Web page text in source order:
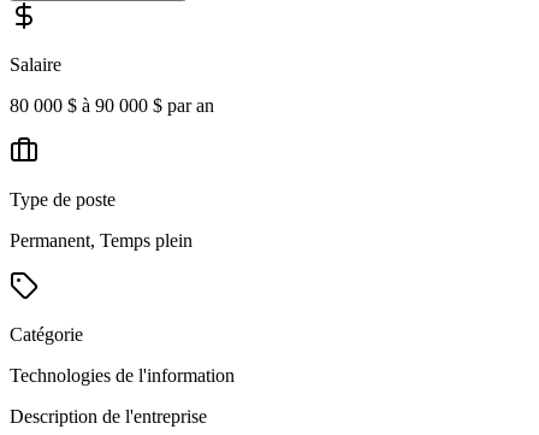
Salaire
80 000 $ à 90 000 $ par an
Type de poste
Permanent, Temps plein
Catégorie
Technologies de l'information
Description de l'entreprise